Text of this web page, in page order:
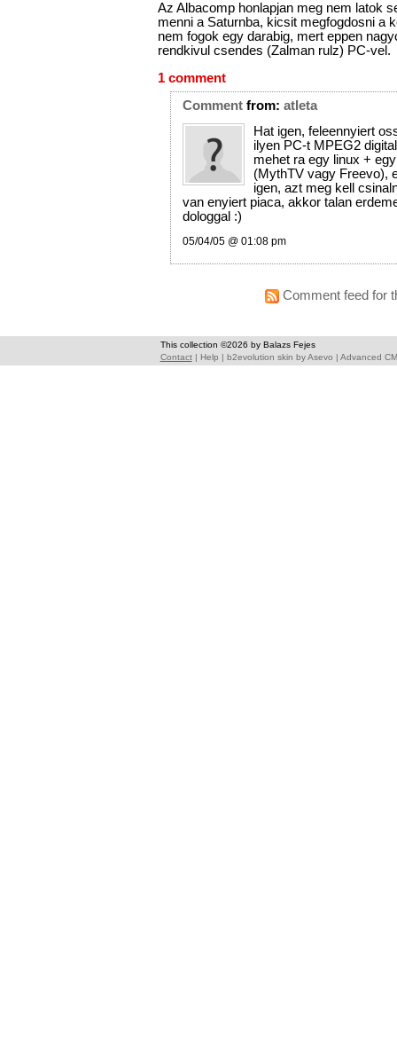
Az Albacomp honlapjan meg nem latok
menni a Saturnba, kicsit megfogdosni a
nem fogok egy darabig, mert eppen
rendkivul csendes (Zalman rulz) PC-vel.
1 comment
Comment from:atleta
Hat igen, feleennyiert
ilyen PC-t MPEG2
mehet ra egy linux +
(MythTV vagy Freevo),
igen, azt meg kell
van enyiert piaca, akkor talan
dologgal :)
05/04/05 @ 01:08 pm
Comment feed for
This collection ©2026 by Balazs Fejes
Contact| Help | b2evolution skin byAsevo | Advanced